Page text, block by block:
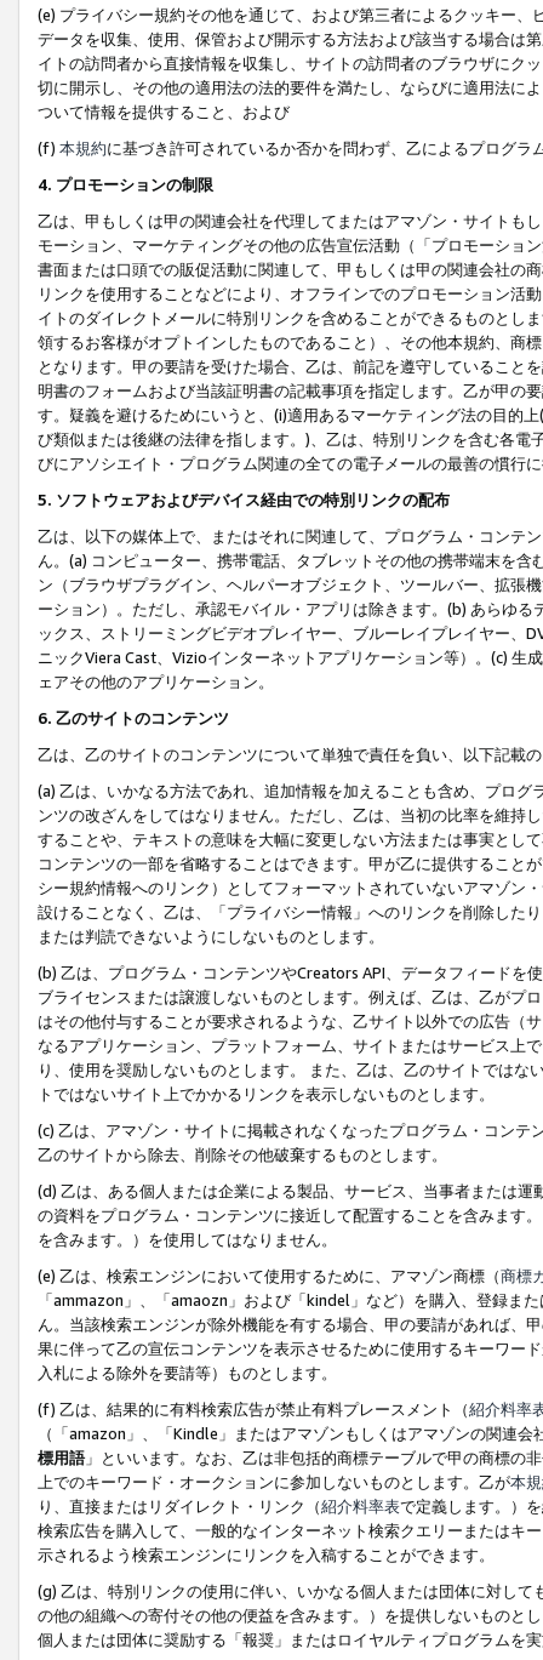
(e) プライバシー規約その他を通じて、および第三者によるクッキー
データを収集、使用、保管および開示する方法および該当する場合は
イトの訪問者から直接情報を収集し、サイトの訪問者のブラウザにク
切に開示し、その他の適用法の法的要件を満たし、ならびに適用法に
ついて情報を提供すること、および
(f) 本規約に基づき許可されているか否かを問わず、乙によるプログ
4. プロモーションの制限
乙は、甲もしくは甲の関連会社を代理してまたはアマゾン・サイトも
モーション、マーケティングその他の広告宣伝活動（「プロモーショ
書面または口頭での販促活動に関連して、甲もしくは甲の関連会社の
リンクを使用することなどにより、オフラインでのプロモーション活
イトのダイレクトメールに特別リンクを含めることができるものとし
領するお客様がオプトインしたものであること）、その他本規約、商
となります。甲の要請を受けた場合、乙は、前記を遵守していること
明書のフォームおよび当該証明書の記載事項を指定します。乙が甲の
す。疑義を避けるためにいうと、(i)適用あるマーケティング法の目的
び類似または後継の法律を指します。)、乙は、特別リンクを含む各
びにアソシエイト・プログラム関連の全ての電子メールの最善の慣行
5. ソフトウェアおよびデバイス経由での特別リンクの配布
乙は、以下の媒体上で、またはそれに関連して、プログラム・コンテ
ん。(a) コンピューター、携帯電話、タブレットその他の携帯端末を
ン（ブラウザプラグイン、ヘルパーオブジェクト、ツールバー、拡張
ーション）。ただし、承認モバイル・アプリは除きます。(b) あらゆ
ックス、ストリーミングビデオプレイヤー、ブルーレイプレイヤー、
ニックViera Cast、Vizioインターネットアプリケーション等）。(c)
ェアその他のアプリケーション。
6. 乙のサイトのコンテンツ
乙は、乙のサイトのコンテンツについて単独で責任を負い、以下記載
(a) 乙は、いかなる方法であれ、追加情報を加えることも含め、プロ
ンツの改ざんをしてはなりません。ただし、乙は、当初の比率を維持
することや、テキストの意味を大幅に変更しない方法または事実とし
コンテンツの一部を省略することはできます。甲が乙に提供すること
シー規約情報へのリンク）としてフォーマットされていないアマゾン
設けることなく、乙は、「プライバシー情報」へのリンクを削除した
または判読できないようにしないものとします。
(b) 乙は、プログラム・コンテンツやCreators API、データフィード
ブライセンスまたは譲渡しないものとします。例えば、乙は、乙がプ
はその他付与することが要求されるような、乙サイト以外での広告（
なるアプリケーション、プラットフォーム、サイトまたはサービス上
り、使用を奨励しないものとします。 また、乙は、乙のサイトでは
トではないサイト上でかかるリンクを表示しないものとします。
(c) 乙は、アマゾン・サイトに掲載されなくなったプログラム・コン
乙のサイトから除去、削除その他破棄するものとします。
(d) 乙は、ある個人または企業による製品、サービス、当事者または
の資料をプログラム・コンテンツに接近して配置することを含みます
を含みます。）を使用してはなりません。
(e) 乙は、検索エンジンにおいて使用するために、アマゾン商標（商標
「ammazon」、「amaozn」および「kindel」など）を購入、登録ま
ん。当該検索エンジンが除外機能を有する場合、甲の要請があれば、
果に伴って乙の宣伝コンテンツを表示させるために使用するキーワー
入札による除外を要請等）ものとします。
(f) 乙は、結果的に有料検索広告が禁止有料プレースメント（紹介料率
（「amazon」、「Kindle」またはアマゾンもしくはアマゾンの関連
標用語」といいます。なお、乙は非包括的商標テーブルで甲の商標の
上でのキーワード・オークションに参加しないものとします。乙が本
り、直接またはリダイレクト・リンク（紹介料率表で定義します。）
検索広告を購入して、一般的なインターネット検索クエリーまたはキ
示されるよう検索エンジンにリンクを入稿することができます。
(g) 乙は、特別リンクの使用に伴い、いかなる個人または団体に対し
の他の組織への寄付その他の便益を含みます。）を提供しないものと
個人または団体に奨励する「報奨」またはロイヤルティプログラムを